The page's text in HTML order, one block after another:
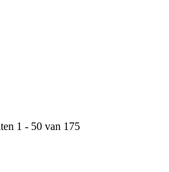
1 - 50 van 175